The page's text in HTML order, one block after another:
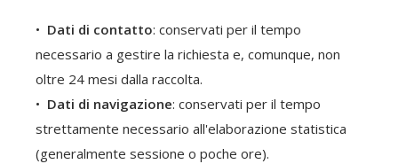
Dati di contatto: conservati per il tempo
necessario a gestire la richiesta e, comunque, non
oltre 24 mesi dalla raccolta.
Dati di navigazione: conservati per il tempo
strettamente necessario all'elaborazione statistica
(generalmente sessione o poche ore).